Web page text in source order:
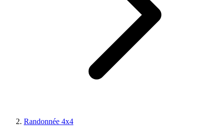
Randonnée 4x4